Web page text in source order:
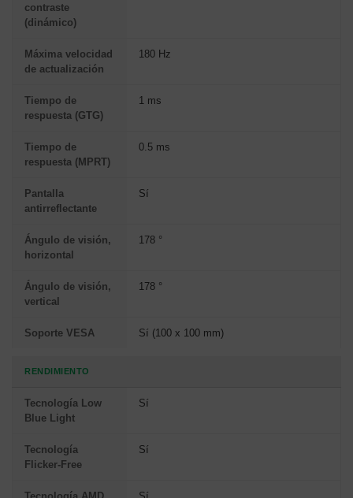
contraste
(dinámico)
Máxima velocidad
de actualización
180 Hz
Tiempo de
respuesta (GTG)
1 ms
Tiempo de
respuesta (MPRT)
0.5 ms
Pantalla
antirreflectante
Sí
Ángulo de visión,
horizontal
178 °
Ángulo de visión,
vertical
178 °
Soporte VESA Sí (100 x 100 mm)
RENDIMIENTO
Tecnología Low
Blue Light
Sí
Tecnología
Flicker-Free
Sí